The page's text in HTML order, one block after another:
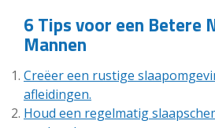
6 Tips voor een Betere
Mannen
Creëer een rustige
afleidingen.
Houd een regelmatig